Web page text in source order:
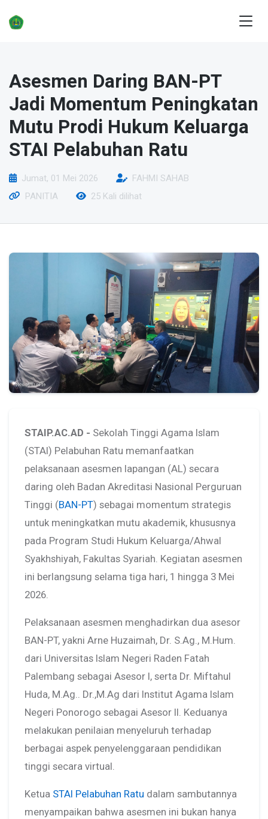
Asesmen Daring BAN-PT
Jadi Momentum Peningkatan
Mutu Prodi Hukum Keluarga
STAI Pelabuhan Ratu
Jumat, 01 Mei 2026
FAHMI SAHAB
PANITIA
25 Kali dilihat
STAIP.AC.AD - Sekolah Tinggi Agama Islam
(STAI) Pelabuhan Ratu memanfaatkan
pelaksanaan asesmen lapangan (AL) secara
daring oleh Badan Akreditasi Nasional Perguruan
Tinggi (BAN-PT) sebagai momentum strategis
untuk meningkatkan mutu akademik, khususnya
pada Program Studi Hukum Keluarga/Ahwal
Syakhshiyah, Fakultas Syariah. Kegiatan asesmen
ini berlangsung selama tiga hari, 1 hingga 3 Mei
2026.
Pelaksanaan asesmen menghadirkan dua asesor
BAN-PT, yakni Arne Huzaimah, Dr. S.Ag., M.Hum.
dari Universitas Islam Negeri Raden Fatah
Palembang sebagai Asesor I, serta Dr. Miftahul
Huda, M.Ag.. Dr.,M.Ag dari Institut Agama Islam
Negeri Ponorogo sebagai Asesor II. Keduanya
melakukan penilaian menyeluruh terhadap
berbagai aspek penyelenggaraan pendidikan
tinggi secara virtual.
Ketua STAI Pelabuhan Ratu dalam sambutannya
menyampaikan bahwa asesmen ini bukan hanya